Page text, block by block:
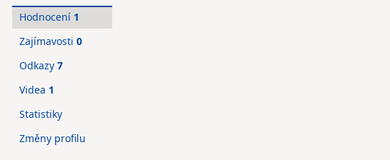
Hodnocení 1
Zajímavosti 0
Odkazy 7
Videa 1
Statistiky
Změny profilu